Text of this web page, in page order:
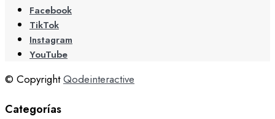
Facebook
TikTok
Instagram
YouTube
© CopyrightQodeinteractive
Categorías